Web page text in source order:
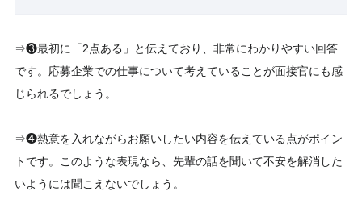
⇒❸最初に「2点ある」と伝えており、非常にわかりやすい回答
です。応募企業での仕事について考えていることが面接官にも感
じられるでしょう。
⇒❹熱意を入れながらお願いしたい内容を伝えている点がポイン
トです。このような表現なら、先輩の話を聞いて不安を解消した
いようには聞こえないでしょう。